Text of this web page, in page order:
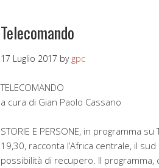
Telecomando
17 Luglio 2017 by gpc
TELECOMANDO
a cura di Gian Paolo Cassano
STORIE E PERSONE, in programma
19,30, racconta l’Africa centrale, il
possibilità di recupero. Il programma,